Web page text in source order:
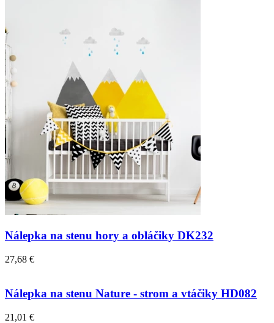
Nálepka na stenu hory a obláčiky DK232
27,68 €
Nálepka na stenu Nature - strom a vtáčiky HD082
21,01 €